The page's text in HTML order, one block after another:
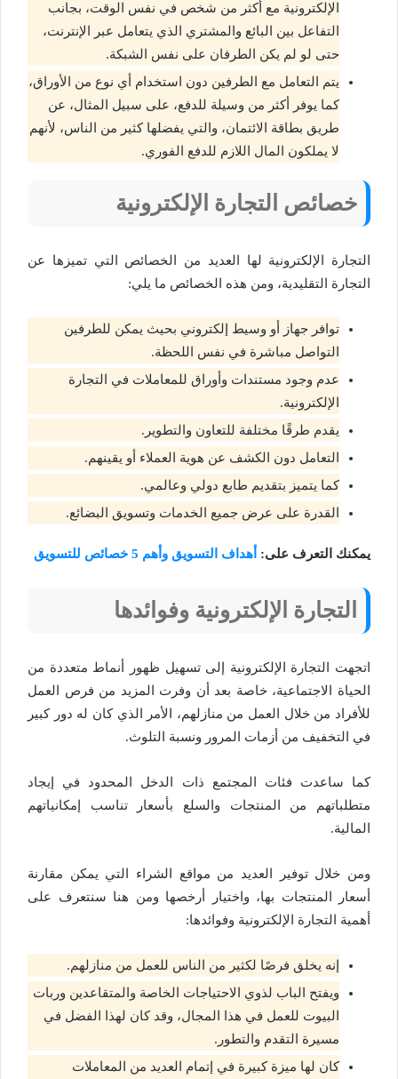
الإلكترونية مع أكثر من شخص في نفس الوقت، بجانب
التفاعل بين البائع والمشتري الذي يتعامل عبر الإنترنت،
حتى لو لم يكن الطرفان على نفس الشبكة.
يتم التعامل مع الطرفين دون استخدام أي نوع من الأوراق،
كما يوفر أكثر من وسيلة للدفع، على سبيل المثال، عن
طريق بطاقة الائتمان، والتي يفضلها كثير من الناس، لأنهم
لا يملكون المال اللازم للدفع الفوري.
خصائص التجارة الإلكترونية
التجارة الإلكترونية لها العديد من الخصائص التي تميزها عن
التجارة التقليدية، ومن هذه الخصائص ما يلي:
توافر جهاز أو وسيط إلكتروني بحيث يمكن للطرفين
التواصل مباشرة في نفس اللحظة.
عدم وجود مستندات وأوراق للمعاملات في التجارة
الإلكترونية.
يقدم طرقًا مختلفة للتعاون والتطوير.
التعامل دون الكشف عن هوية العملاء أو يقينهم.
كما يتميز بتقديم طابع دولي وعالمي.
القدرة على عرض جميع الخدمات وتسويق البضائع.
يمكنك التعرف على: أهداف التسويق وأهم 5 خصائص للتسويق
التجارة الإلكترونية وفوائدها
اتجهت التجارة الإلكترونية إلى تسهيل ظهور أنماط متعددة من
الحياة الاجتماعية، خاصة بعد أن وفرت المزيد من فرص العمل
للأفراد من خلال العمل من منازلهم، الأمر الذي كان له دور كبير
في التخفيف من أزمات المرور ونسبة التلوث.
كما ساعدت فئات المجتمع ذات الدخل المحدود في إيجاد
متطلباتهم من المنتجات والسلع بأسعار تناسب إمكانياتهم
المالية.
ومن خلال توفير العديد من مواقع الشراء التي يمكن مقارنة
أسعار المنتجات بها، واختيار أرخصها ومن هنا سنتعرف على
أهمية التجارة الإلكترونية وفوائدها:
إنه يخلق فرصًا لكثير من الناس للعمل من منازلهم.
ويفتح الباب لذوي الاحتياجات الخاصة والمتقاعدين وربات
البيوت للعمل في هذا المجال، وقد كان لهذا الفضل في
مسيرة التقدم والتطور.
كان لها ميزة كبيرة في إتمام العديد من المعاملات